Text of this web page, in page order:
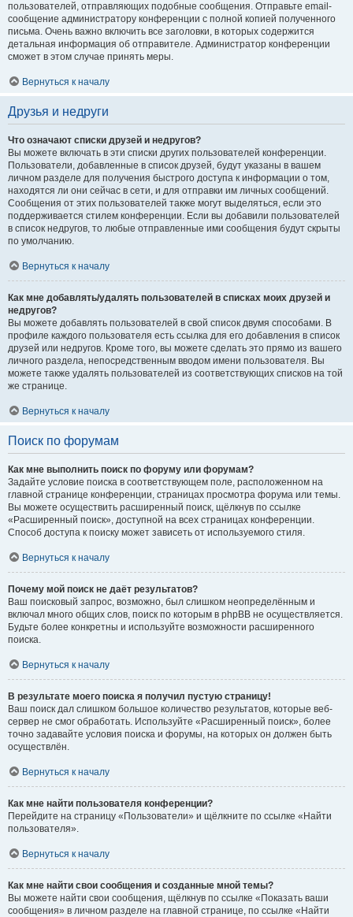
пользователей, отправляющих подобные сообщения. Отправьте email-
сообщение администратору конференции с полной копией полученного
письма. Очень важно включить все заголовки, в которых содержится
детальная информация об отправителе. Администратор конференции
сможет в этом случае принять меры.
Вернуться к началу
Друзья и недруги
Что означают списки друзей и недругов?
Вы можете включать в эти списки других пользователей конференции.
Пользователи, добавленные в список друзей, будут указаны в вашем
личном разделе для получения быстрого доступа к информации о том,
находятся ли они сейчас в сети, и для отправки им личных сообщений.
Сообщения от этих пользователей также могут выделяться, если это
поддерживается стилем конференции. Если вы добавили пользователей
в список недругов, то любые отправленные ими сообщения будут скрыты
по умолчанию.
Вернуться к началу
Как мне добавлять/удалять пользователей в списках моих друзей и
недругов?
Вы можете добавлять пользователей в свой список двумя способами. В
профиле каждого пользователя есть ссылка для его добавления в список
друзей или недругов. Кроме того, вы можете сделать это прямо из вашего
личного раздела, непосредственным вводом имени пользователя. Вы
можете также удалять пользователей из соответствующих списков на той
же странице.
Вернуться к началу
Поиск по форумам
Как мне выполнить поиск по форуму или форумам?
Задайте условие поиска в соответствующем поле, расположенном на
главной странице конференции, страницах просмотра форума или темы.
Вы можете осуществить расширенный поиск, щёлкнув по ссылке
«Расширенный поиск», доступной на всех страницах конференции.
Способ доступа к поиску может зависеть от используемого стиля.
Вернуться к началу
Почему мой поиск не даёт результатов?
Ваш поисковый запрос, возможно, был слишком неопределённым и
включал много общих слов, поиск по которым в phpBB не осуществляется.
Будьте более конкретны и используйте возможности расширенного
поиска.
Вернуться к началу
В результате моего поиска я получил пустую страницу!
Ваш поиск дал слишком большое количество результатов, которые веб-
сервер не смог обработать. Используйте «Расширенный поиск», более
точно задавайте условия поиска и форумы, на которых он должен быть
осуществлён.
Вернуться к началу
Как мне найти пользователя конференции?
Перейдите на страницу «Пользователи» и щёлкните по ссылке «Найти
пользователя».
Вернуться к началу
Как мне найти свои сообщения и созданные мной темы?
Вы можете найти свои сообщения, щёлкнув по ссылке «Показать ваши
сообщения» в личном разделе на главной странице, по ссылке «Найти